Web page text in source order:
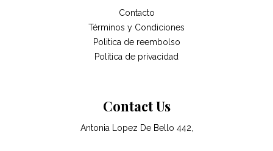
Contacto
Términos y Condiciones
Politica de reembolso
Política de privacidad
Contact Us
Antonia Lopez De Bello 442,